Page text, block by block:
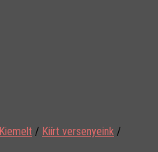
Kiemelt / Kiírt versenyeink /